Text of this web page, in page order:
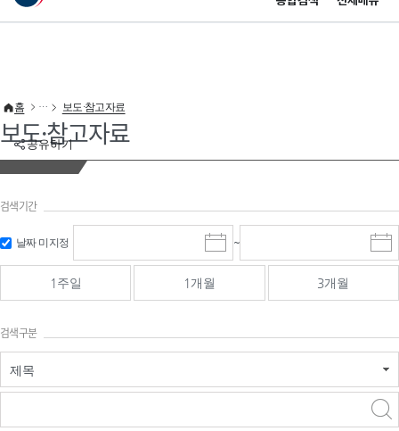
이 누리집은 대한민국 공식 전자정부 누리집입니다.
공유하기
홈 보도·참고자료
보도·참고자료
검색기간
날짜 미지정
시
작
일
선
~
종
료
선
1주일 1개월 3개월
검색구분
제목